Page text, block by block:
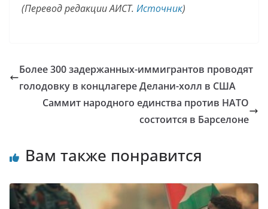
(Перевод редакции АИСТ. Источник)
Более 300 задержанных-иммигрантов проводят
голодовку в концлагере Делани-холл в США
Саммит народного единства против НАТО
состоится в Барселоне
Вам также понравится